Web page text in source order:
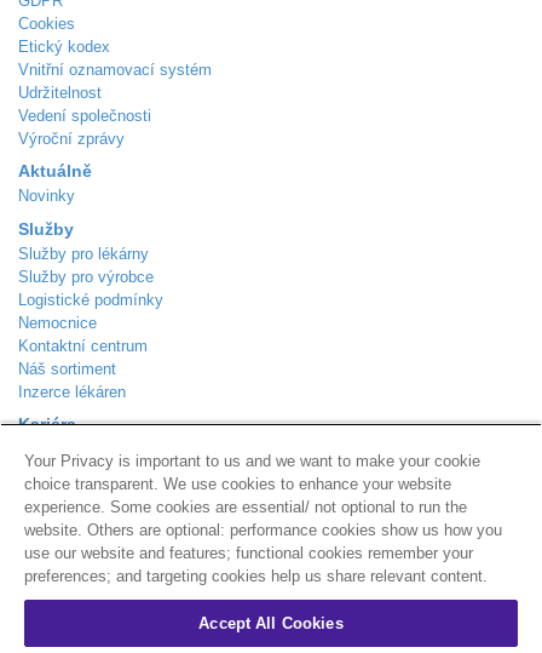
Cookies
Etický kodex
Vnitřní oznamovací systém
Udržitelnost
Vedení společnosti
Výroční zprávy
Aktuálně
Novinky
Služby
Služby pro lékárny
Služby pro výrobce
Logistické podmínky
Nemocnice
Kontaktní centrum
Náš sortiment
Inzerce lékáren
Kariéra
Kontakt
Podle Trati 624/7
Praha 10 - Malešice
108 00
Zákaznická linka 800 310 101
Your Privacy is important to us and we want to make your cookie
choice transparent. We use cookies to enhance your website
experience. Some cookies are essential/ not optional to run the
website. Others are optional: performance cookies show us how you
use our website and features; functional cookies remember your
preferences; and targeting cookies help us share relevant content.
Accept All Cookies